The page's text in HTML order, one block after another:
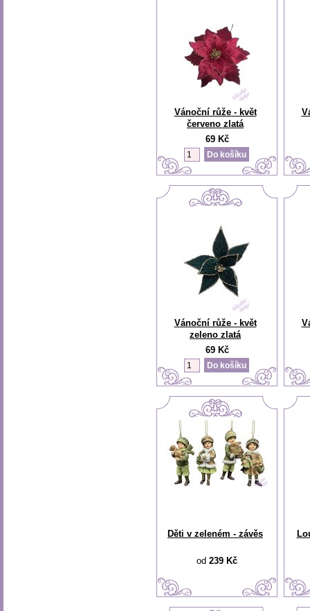
Vánoční růže - květ
červeno zlatá
69 Kč
Vánoční růže - květ
zeleno zlatá
69 Kč
Děti v zeleném - závěs
od 239 Kč